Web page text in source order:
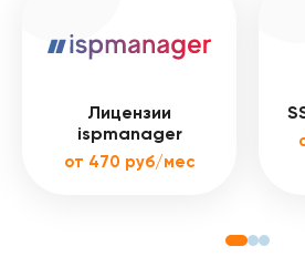
Лицензии
ispmanager
от 470 руб/мес